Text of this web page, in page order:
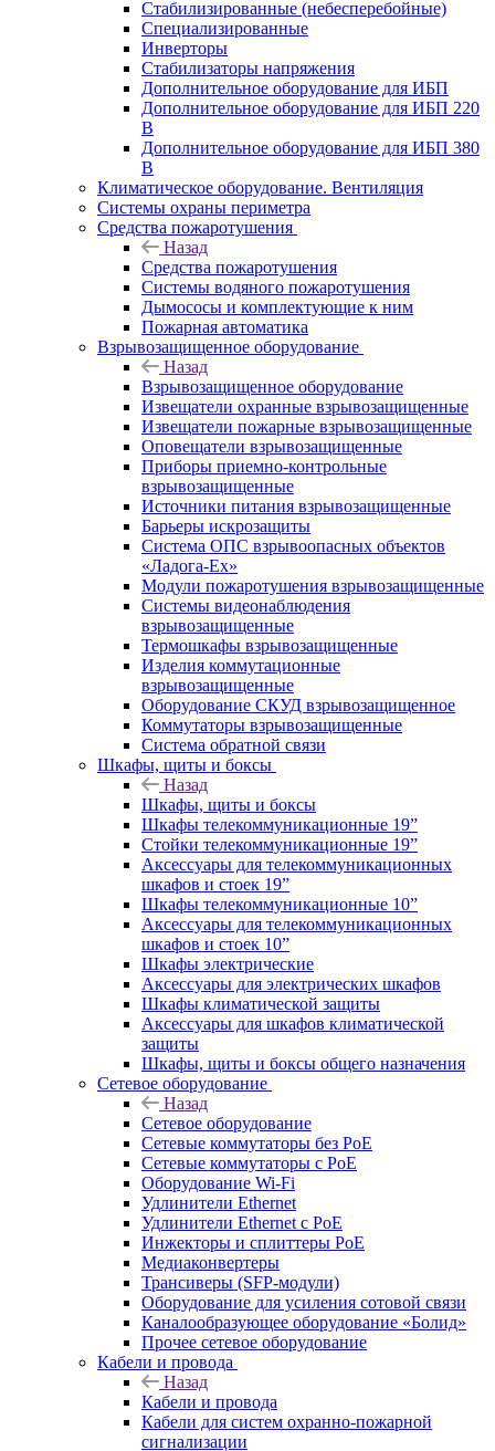
Стабилизированные (небесперебойные)
Специализированные
Инверторы
Стабилизаторы напряжения
Дополнительное оборудование для ИБП
Дополнительное оборудование для ИБП 220
В
Дополнительное оборудование для ИБП 380
В
Климатическое оборудование. Вентиляция
Системы охраны периметра
Средства пожаротушения
Назад
Средства пожаротушения
Системы водяного пожаротушения
Дымососы и комплектующие к ним
Пожарная автоматика
Взрывозащищенное оборудование
Назад
Взрывозащищенное оборудование
Извещатели охранные взрывозащищенные
Извещатели пожарные взрывозащищенные
Оповещатели взрывозащищенные
Приборы приемно-контрольные
взрывозащищенные
Источники питания взрывозащищенные
Барьеры искрозащиты
Система ОПС взрывоопасных объектов
«Ладога-Ex»
Модули пожаротушения взрывозащищенные
Системы видеонаблюдения
взрывозащищенные
Термошкафы взрывозащищенные
Изделия коммутационные
взрывозащищенные
Оборудование СКУД взрывозащищенное
Коммутаторы взрывозащищенные
Система обратной связи
Шкафы, щиты и боксы
Назад
Шкафы, щиты и боксы
Шкафы телекоммуникационные 19”
Стойки телекоммуникационные 19”
Аксессуары для телекоммуникационных
шкафов и стоек 19”
Шкафы телекоммуникационные 10”
Аксессуары для телекоммуникационных
шкафов и стоек 10”
Шкафы электрические
Аксессуары для электрических шкафов
Шкафы климатической защиты
Аксессуары для шкафов климатической
защиты
Шкафы, щиты и боксы общего назначения
Сетевое оборудование
Назад
Сетевое оборудование
Сетевые коммутаторы без PoE
Сетевые коммутаторы с PoE
Оборудование Wi-Fi
Удлинители Ethernet
Удлинители Ethernet с PoE
Инжекторы и сплиттеры PoE
Медиаконвертеры
Трансиверы (SFP-модули)
Оборудование для усиления сотовой связи
Каналообразующее оборудование «Болид»
Прочее сетевое оборудование
Кабели и провода
Назад
Кабели и провода
Кабели для систем охранно-пожарной
сигнализации